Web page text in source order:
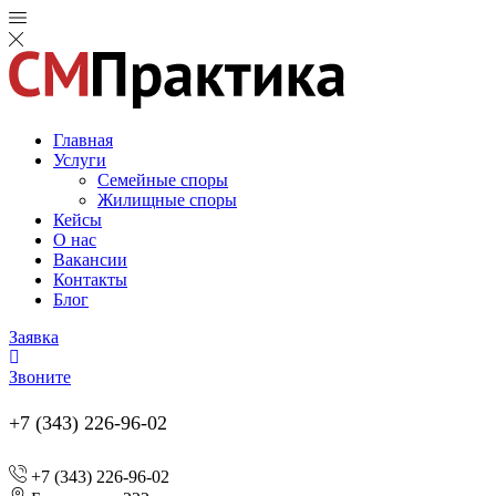
Главная
Услуги
Семейные споры
Жилищные споры
Кейсы
О нас
Вакансии
Контакты
Блог
Заявка
Звоните
+7 (343) 226-96-02
+7 (343) 226-96-02